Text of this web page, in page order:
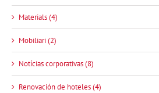
Materials (4)
Mobiliari (2)
Notícias corporativas (8)
Renovación de hoteles (4)